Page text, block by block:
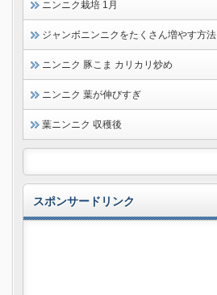
ニンニク栽培 1月
ジャンボニンニクをたくさん増やす方法
ニンニク 豚こま カリカリ炒め
ニンニク 葉が伸びすぎ
葉ニンニク 収穫後
スポンサードリンク